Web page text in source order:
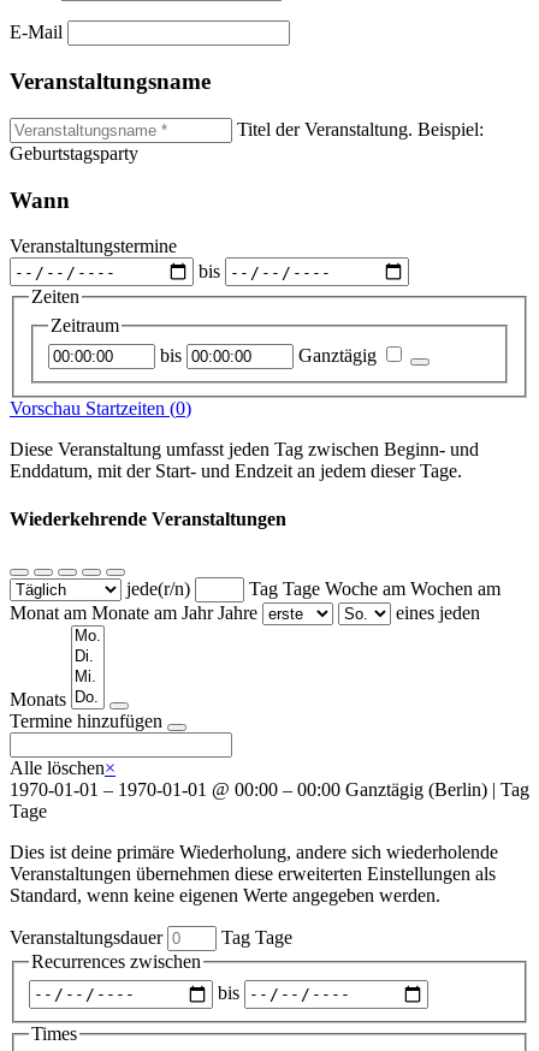
E-Mail
Veranstaltungsname
Titel der Veranstaltung. Beispiel:
Geburtstagsparty
Wann
Veranstaltungstermine
bis
Zeiten
Zeitraum
Startzeitpunkt bis Endzeitpunkt Ganztägig
Vorschau Startzeiten (0)
Diese Veranstaltung umfasst jeden Tag zwischen Beginn- und
Enddatum, mit der Start- und Endzeit an jedem dieser Tage.
Wiederkehrende Veranstaltungen
jede(r/n) Tag Tage Woche am Wochen am
Monat am Monate am Jahr Jahre eines jeden
Monats
Wochentage
Termine hinzufügen
Alle löschen×
1970-01-01 – 1970-01-01 @ 00:00 – 00:00 Ganztägig (Berlin) | Tag
Tage
Dies ist deine primäre Wiederholung, andere sich wiederholende
Veranstaltungen übernehmen diese erweiterten Einstellungen als
Standard, wenn keine eigenen Werte angegeben werden.
Veranstaltungsdauer Tag Tage
Recurrences zwischen
Zeitraum
auswählen
bis
Times